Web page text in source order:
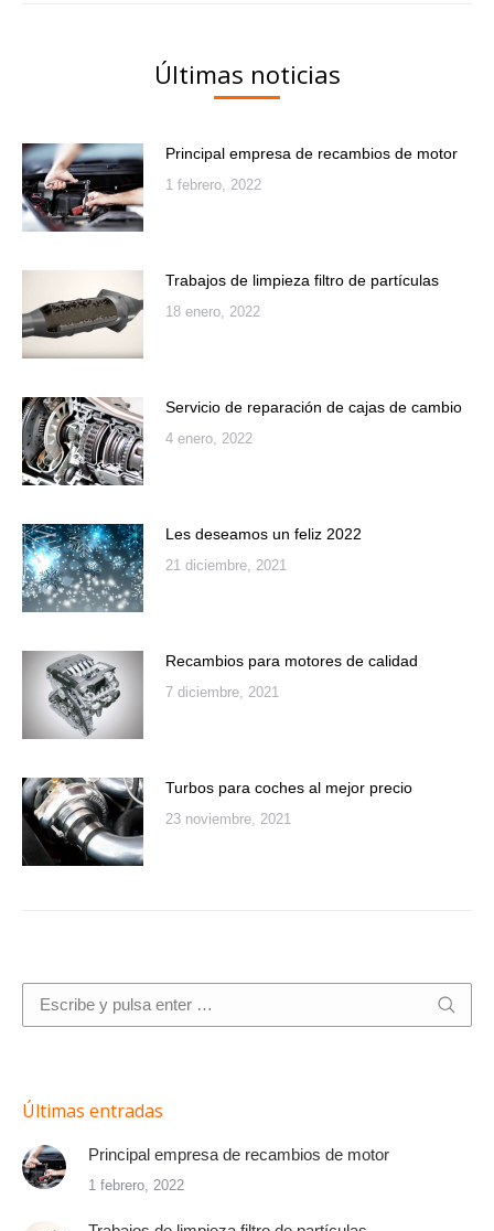
Últimas noticias
Principal empresa de recambios de motor
1 febrero, 2022
Trabajos de limpieza filtro de partículas
18 enero, 2022
Servicio de reparación de cajas de cambio
4 enero, 2022
Les deseamos un feliz 2022
21 diciembre, 2021
Recambios para motores de calidad
7 diciembre, 2021
Turbos para coches al mejor precio
23 noviembre, 2021
Buscar:
Últimas entradas
Principal empresa de recambios de motor
1 febrero, 2022